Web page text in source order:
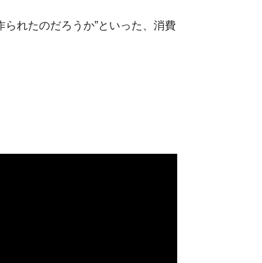
れたのだろうか”といった、消費